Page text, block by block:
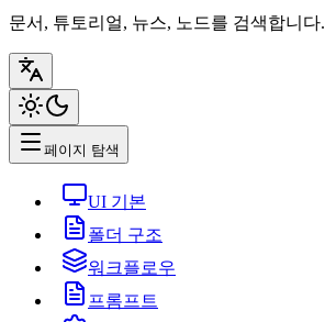
문서, 튜토리얼, 뉴스, 노드를 검색합니다.
페이지 탐색
UI 기본
폴더 구조
워크플로우
프롬프트